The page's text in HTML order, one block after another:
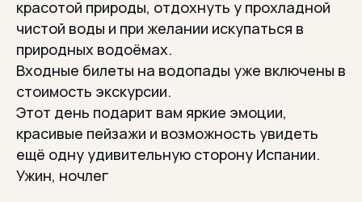
красотой природы, отдохнуть у прохладной
чистой воды и при желании искупаться в
природных водоёмах.
Входные билеты на водопады уже включены в
стоимость экскурсии.
Этот день подарит вам яркие эмоции,
красивые пейзажи и возможность увидеть
ещё одну удивительную сторону Испании.
Ужин, ночлег